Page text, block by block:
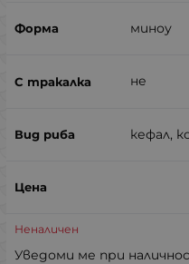
миноу
не
кефал,
Неналичен
Уведоми ме при